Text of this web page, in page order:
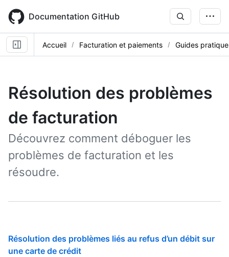
main
content
Documentation GitHub
Accueil Facturation et paiements Guides
Résolution des problèmes
de facturation
Découvrez comment déboguer les
problèmes de facturation et les
résoudre.
Résolution des problèmes liés au refus d’un débit sur
une carte de crédit